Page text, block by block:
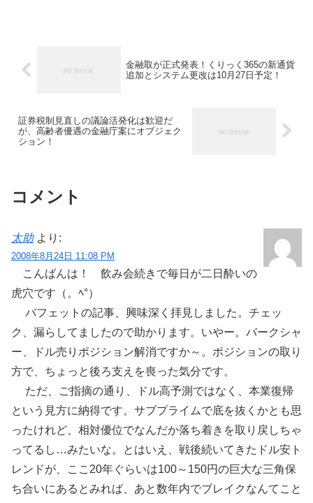
金融取が正式発表！くりっく365の新通貨
追加とシステム更改は10月27日予定！
証券税制見直しの議論活発化は歓迎だ
が、高齢者優遇の金融庁案にオブジェク
ション！
コメント
太助 より:
2008年8月24日 11:08 PM
こんばんは！ 飲み会続きで毎日が二日酔いの
虎穴です（。ﾍ°）
バフェットの記事、興味深く拝見しました。チェッ
ク、漏らしてましたので助かります。いやー。バークシャ
ー、ドル売りポジション解消ですか～。ポジションの取り
方で、ちょっと後ろ支えを喪った気分です。
ただ、ご指摘の通り、ドル高予測ではなく、本業復帰
という見方に納得です。サブプライムで底を抜くかとも思
ったけれど、相対優位でなんだか落ち着きを取り戻しちゃ
ってるし…みたいな。とはいえ、戦後続いてきたドル安ト
レンドが、ここ20年ぐらいは100～150円の巨大な三角保
ち合いにあるとみれば、あと数年内でブレイクなんてこと